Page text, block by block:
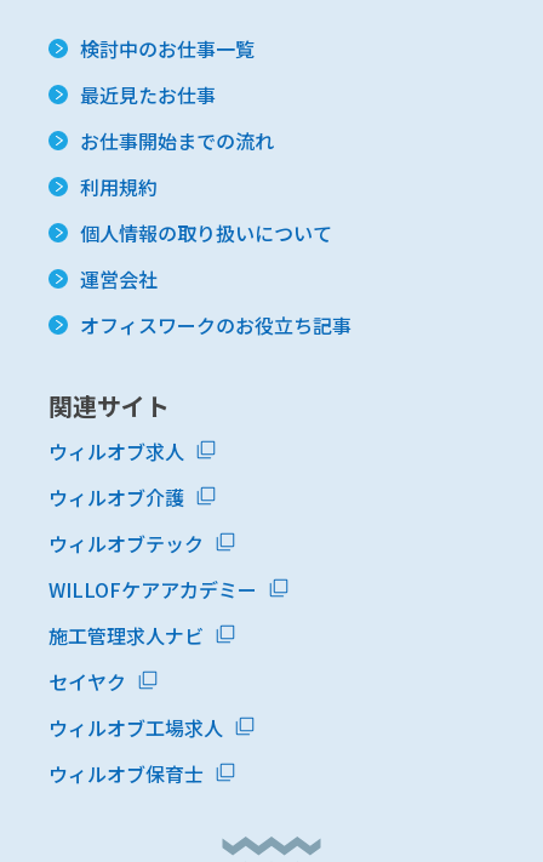
検討中のお仕事一覧
最近見たお仕事
お仕事開始までの流れ
利用規約
個人情報の取り扱いについて
運営会社
オフィスワークのお役立ち記事
関連サイト
ウィルオブ求人
ウィルオブ介護
ウィルオブテック
WILLOFケアアカデミー
施工管理求人ナビ
セイヤク
ウィルオブ工場求人
ウィルオブ保育士